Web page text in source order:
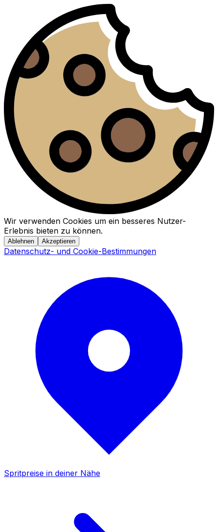
Wir verwenden Cookies um ein besseres Nutzer-
Erlebnis bieten zu können.
Ablehnen Akzeptieren
Datenschutz- und Cookie-Bestimmungen
Spritpreise in deiner Nähe